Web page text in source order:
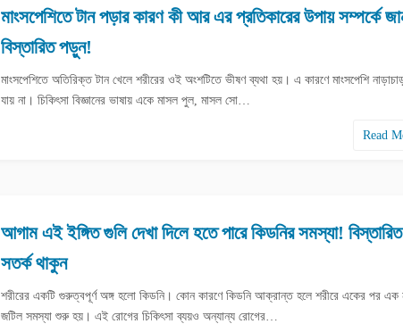
মাংসপেশিতে টান পড়ার কারণ কী আর এর প্রতিকারের উপায় সম্পর্কে
বিস্তারিত পড়ুন!
মাংসপেশিতে অতিরিক্ত টান খেলে শরীরের ওই অংশটিতে ভীষণ ব্যথা হয়। এ কারণে মাংসপেশি
যায় না। চিকিৎসা বিজ্ঞানের ভাষায় একে মাসল পুল, মাসল সো…
Read
আগাম এই ইঙ্গিত গুলি দেখা দিলে হতে পারে কিডনির সমস্যা!
সতর্ক থাকুন
শরীরের একটি গুরুত্বপূর্ণ অঙ্গ হলো কিডনি। কোন কারণে কিডনি আক্রান্ত হলে শরীরে একের পর এক
জটিল সমস্যা শুরু হয়। এই রোগের চিকিৎসা ব্যয়ও অন্যান্য রোগের…